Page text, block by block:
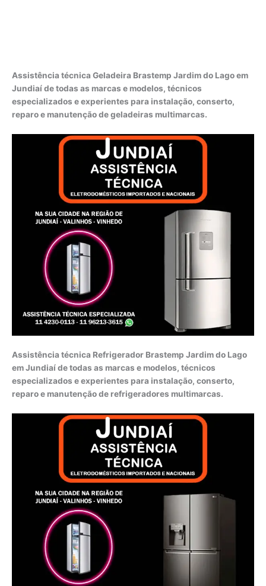
Assistência técnica Geladeira Brastemp Jardim do Lago em
Jundiaí de todas as marcas e modelos, técnicos
especializados e experientes para instalação, conserto,
reparo e manutenção de geladeiras multimarcas.
Assistência técnica Refrigerador Brastemp Jardim do Lago
em Jundiaí de todas as marcas e modelos, técnicos
especializados e experientes para instalação, conserto,
reparo e manutenção de refrigeradores multimarcas.